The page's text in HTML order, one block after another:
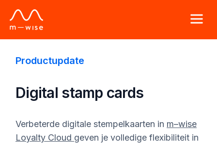
Productupdate
Digital stamp cards
Verbeterde digitale stempelkaarten in m–wise
Loyalty Cloud geven je volledige flexibiliteit in